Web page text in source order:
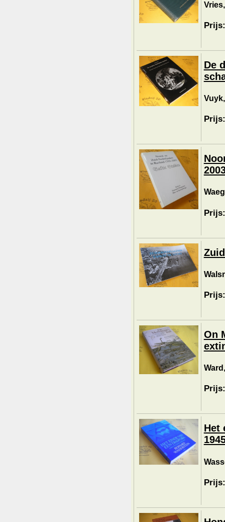
De
On
Het